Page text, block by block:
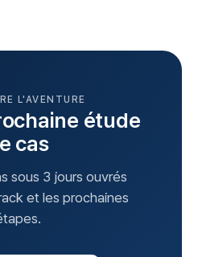
L'AVENTURE
étude
cas
sous 3 jours ouvrés
et les prochaines